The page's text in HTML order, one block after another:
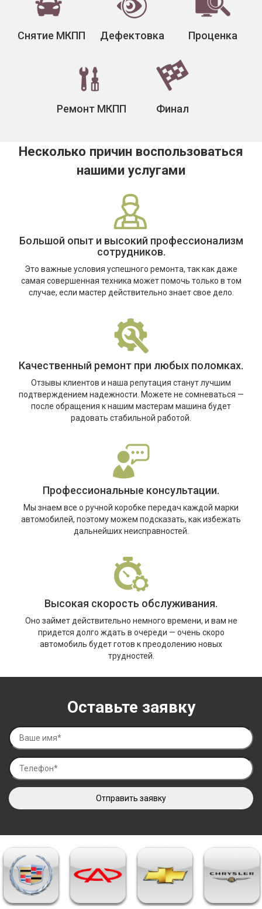
Снятие МКПП Дефектовка Проценка
Ремонт МКПП Финал
Несколько причин воспользоваться
нашими услугами
Большой опыт и высокий профессионализм
сотрудников.
Это важные условия успешного ремонта, так как даже
самая совершенная техника может помочь только в том
случае, если мастер действительно знает свое дело.
Качественный ремонт при любых поломках.
Отзывы клиентов и наша репутация станут лучшим
подтверждением надежности. Можете не сомневаться —
после обращения к нашим мастерам машина будет
радовать стабильной работой.
Профессиональные консультации.
Мы знаем все о ручной коробке передач каждой марки
автомобилей, поэтому можем подсказать, как избежать
дальнейших неисправностей.
Высокая скорость обслуживания.
Оно займет действительно немного времени, и вам не
придется долго ждать в очереди — очень скоро
автомобиль будет готов к преодолению новых
трудностей.
Оставьте заявку
Отправить заявку